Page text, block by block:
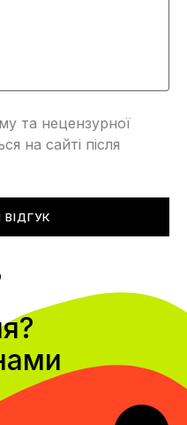
та нецензурної
на сайті після